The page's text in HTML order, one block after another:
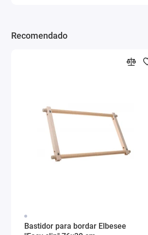
Recomendado
Bastidor para bordar Elbesee